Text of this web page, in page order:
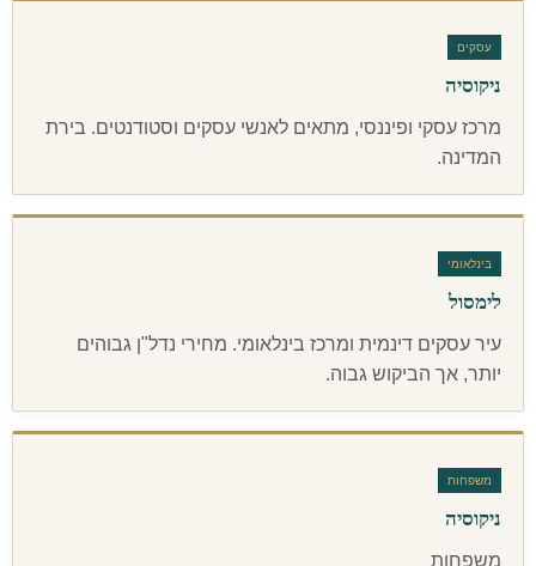
עסקים
ניקוסיה
מרכז עסקי ופיננסי, מתאים לאנשי עסקים וסטודנטים. בירת
המדינה.
בינלאומי
לימסול
עיר עסקים דינמית ומרכז בינלאומי. מחירי נדל"ן גבוהים
יותר, אך הביקוש גבוה.
משפחות
ניקוסיה
משפחות